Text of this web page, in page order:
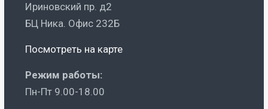
Ириновский пр. д2
БЦ Ника. Офис 232Б
Посмотреть на карте
Режим работы:
Пн-Пт 9.00-18.00